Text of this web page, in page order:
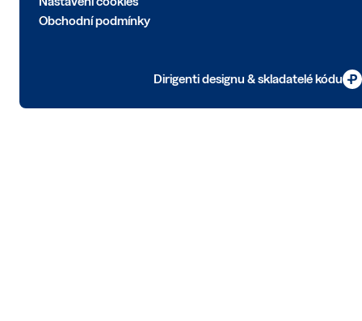
Obchodní podmínky
Dirigenti designu & skladatelé kódu